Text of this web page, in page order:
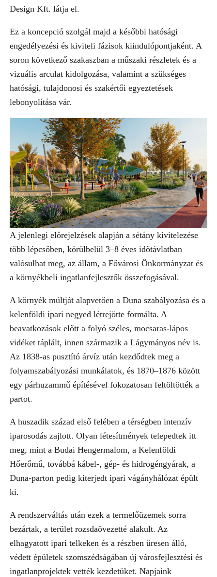
Design Kft. látja el.
Ez a koncepció szolgál majd a későbbi hatósági
engedélyezési és kiviteli fázisok kiindulópontjaként. A
soron következő szakaszban a műszaki részletek és a
vizuális arculat kidolgozása, valamint a szükséges
hatósági, tulajdonosi és szakértői egyeztetések
lebonyolítása vár.
A jelenlegi előrejelzések alapján a sétány kivitelezése
több lépcsőben, körülbelül 3–8 éves időtávlatban
valósulhat meg, az állam, a Fővárosi Önkormányzat és
a környékbeli ingatlanfejlesztők összefogásával.
A környék múltját alapvetően a Duna szabályozása és a
kelenföldi ipari negyed létrejötte formálta. A
beavatkozások előtt a folyó széles, mocsaras-lápos
vidéket táplált, innen származik a Lágymányos név is.
Az 1838-as pusztító árvíz után kezdődtek meg a
folyamszabályozási munkálatok, és 1870–1876 között
egy párhuzammű építésével fokozatosan feltöltötték a
partot.
A huszadik század első felében a térségben intenzív
iparosodás zajlott. Olyan létesítmények telepedtek itt
meg, mint a Budai Hengermalom, a Kelenföldi
Hőerőmű, továbbá kábel-, gép- és hidrogéngyárak, a
Duna-parton pedig kiterjedt ipari vágányhálózat épült
ki.
A rendszerváltás után ezek a termelőüzemek sorra
bezártak, a terület rozsdaövezetté alakult. Az
elhagyatott ipari telkeken és a részben üresen álló,
védett épületek szomszédságában új városfejlesztési és
ingatlanprojektek vették kezdetüket. Napjaink